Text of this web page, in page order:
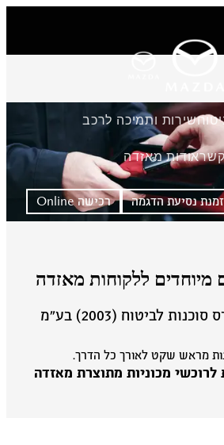
שירות ותמיכה לרכב
אודות מאזדה
נסיעת הדגמה רכישה Online
ללקוחות מאזדה
(2003) בע״מ
מראש שקט לאורך כל הדרך.
מכוניות מתוצרת מאזדה